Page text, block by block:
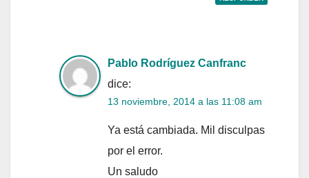
Pablo Rodríguez Canfranc
dice:
13 noviembre, 2014 a las 11:08 am
Ya está cambiada. Mil disculpas
por el error.
Un saludo